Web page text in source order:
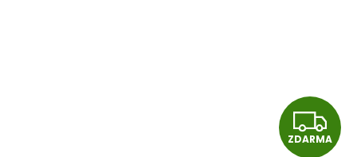
Z
ZDARMA